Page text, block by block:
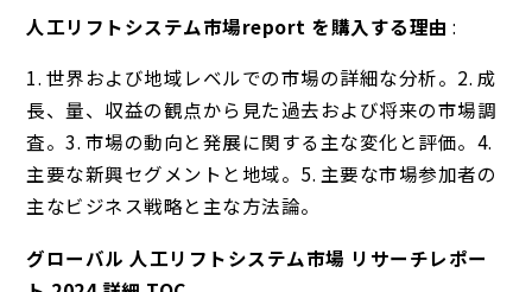
人工リフトシステム市場report を購入する理由 :
1. 世界および地域レベルでの市場の詳細な分析。2. 成
長、量、収益の観点から見た過去および将来の市場調
査。3. 市場の動向と発展に関する主な変化と評価。4.
主要な新興セグメントと地域。5. 主要な市場参加者の
主なビジネス戦略と主な方法論。
グローバル 人工リフトシステム市場 リサーチレポー